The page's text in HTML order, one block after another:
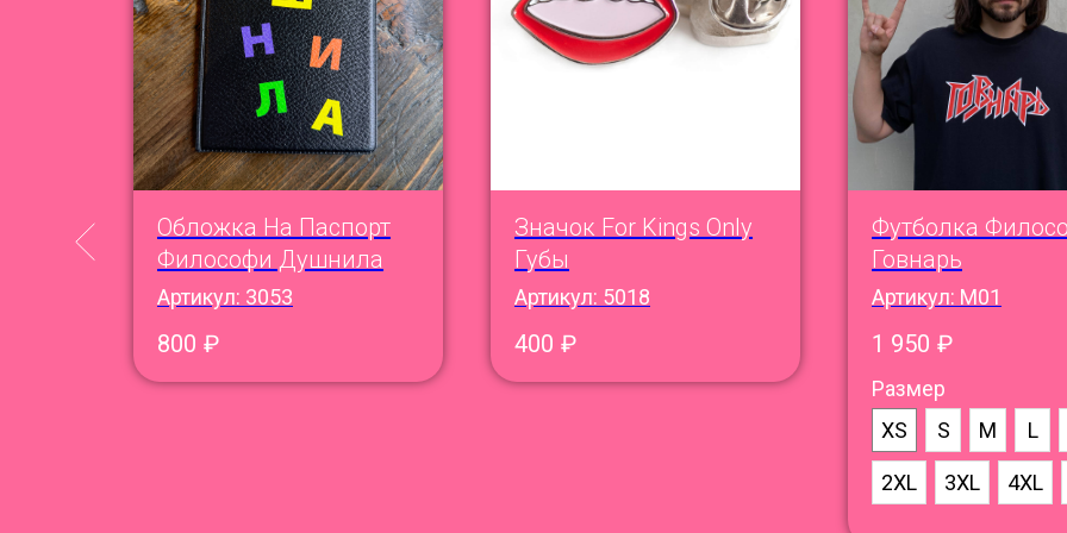
Обложка На Паспорт
Философи Душнила
Артикул: 3053
800 ₽
Значок For Kings Only
Губы
Артикул: 5018
400 ₽
Футболка
Говнарь
Артикул: M01
1 950 ₽
Размер
XS
S M L
2XL 3XL 4XL